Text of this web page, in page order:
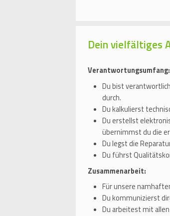
Dein vielfältiges
Verantwortungsumfang:
Du bist
durch.
Du kalkulierst
Du erstellst
übernimmst du die
Du legst die
Du führst
Zusammenarbeit:
Für unsere
Du kommunizierst
Du arbeitest mit